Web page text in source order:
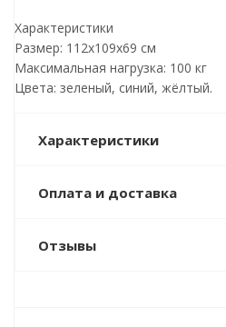
Характеристики
Размер: 112х109х69 см
Максимальная нагрузка: 100 кг
Цвета: зеленый, синий, жёлтый.
Характеристики
Оплата и доставка
Отзывы